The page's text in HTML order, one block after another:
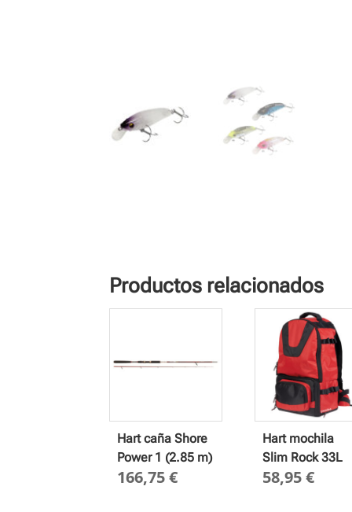
Productos relacionados
Hart caña Shore
Power 1 (2.85 m)
166,75€
Hart mochila
Slim Rock 33L
58,95€